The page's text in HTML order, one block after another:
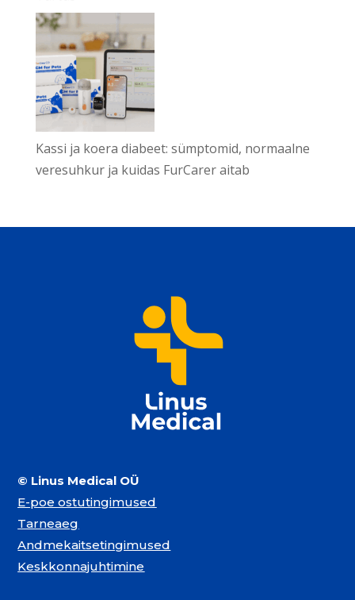
Kassi ja koera diabeet: sümptomid, normaalne
veresuhkur ja kuidas FurCarer aitab
© Linus Medical OÜ
E-poe ostutingimused
Tarneaeg
Andmekaitsetingimused
Keskkonnajuhtimine